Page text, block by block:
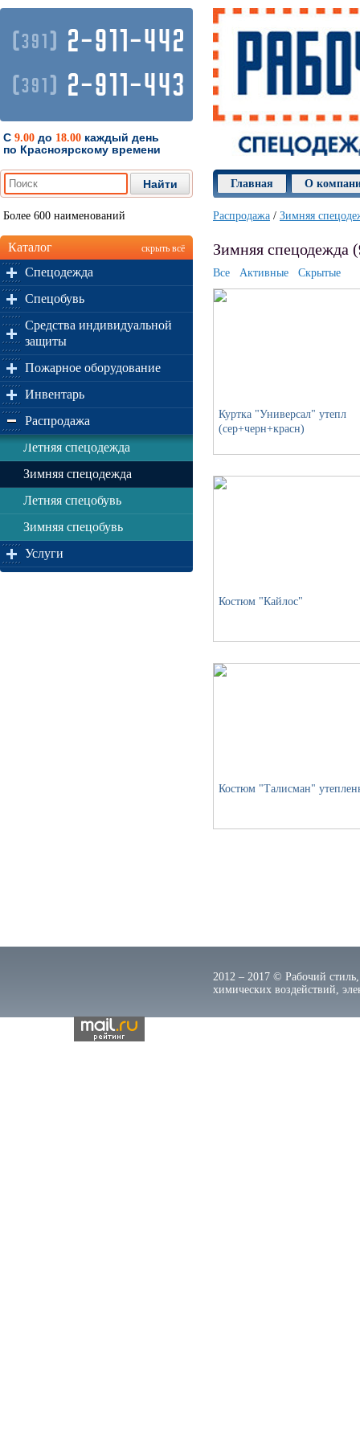
(391) 2-911-442
(391) 2-911-443
С 9.00 до 18.00 каждый день
по Красноярскому времени
Главная О
Более 600 наименований
Каталог скрыть всё
Спецодежда
Спецобувь
Средства индивидуальной
защиты
Пожарное оборудование
Инвентарь
Распродажа
Летняя спецодежда
Зимняя спецодежда
Летняя спецобувь
Зимняя спецобувь
Услуги
Распродажа / Зимняя
Зимняя спецодежда
Все Активные Скрытые
Куртка "Универсал" утепл
(сер+черн+красн)
Костюм "Кайлос"
Костюм "Талисман"
2012 – 2017 © Рабочий
химических воздействий,